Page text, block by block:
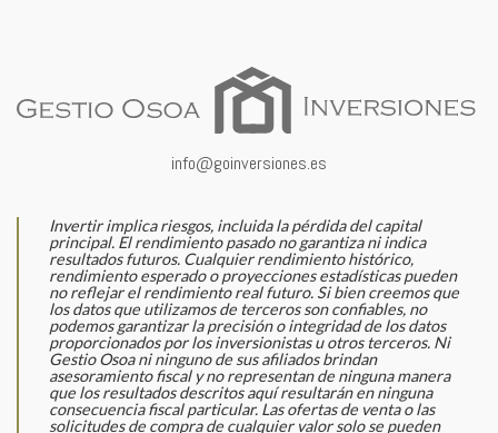
info@goinversiones.es
Invertir implica riesgos, incluida la pérdida del capital
principal. El rendimiento pasado no garantiza ni indica
resultados futuros. Cualquier rendimiento histórico,
rendimiento esperado o proyecciones estadísticas pueden
no reflejar el rendimiento real futuro. Si bien creemos que
los datos que utilizamos de terceros son confiables, no
podemos garantizar la precisión o integridad de los datos
proporcionados por los inversionistas u otros terceros. Ni
Gestio Osoa ni ninguno de sus afiliados brindan
asesoramiento fiscal y no representan de ninguna manera
que los resultados descritos aquí resultarán en ninguna
consecuencia fiscal particular. Las ofertas de venta o las
solicitudes de compra de cualquier valor solo se pueden